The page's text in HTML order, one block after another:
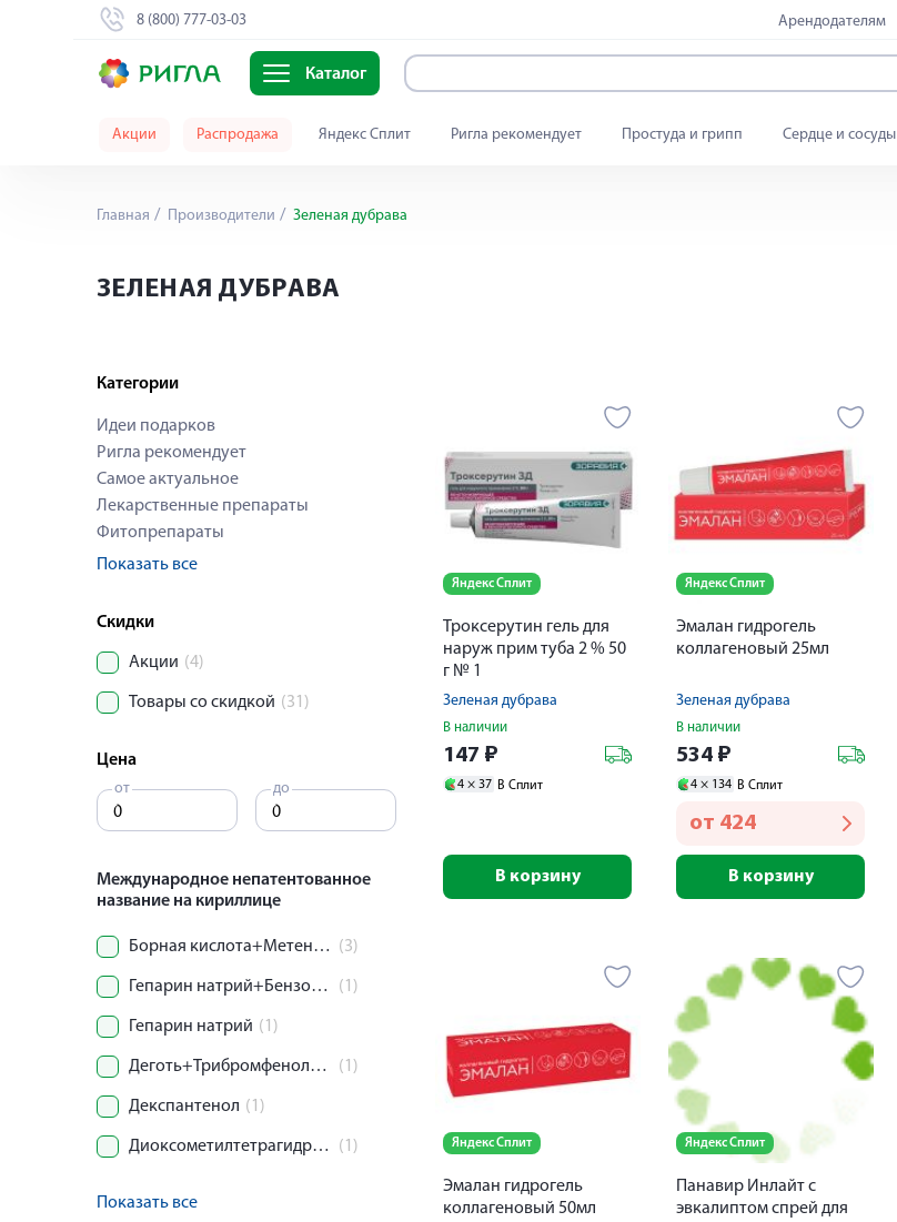
8 (800) 777-03-03 Арендодателям
Каталог
Акции Распродажа Яндекс Сплит Ригла рекомендует Простуда и грипп Сердце и сосуды
Главная Производители Зеленая дубрава
ЗЕЛЕНАЯ ДУБРАВА
Категории
Идеи подарков
Ригла рекомендует
Самое актуальное
Лекарственные препараты
Фитопрепараты
Показать все
Скидки
Акции (4)
Товары со скидкой (31)
Цена
от до
Международное непатентованное
название на кириллице
Борная кислота+Метенамин+Тальк+Натрия тетраборат + Салициловая кислота + Свинца ацетат+Формальдегид+Цинка оксид (3)
Гепарин натрий+Бензокаин+Бензоникотиновая кислота (1)
Гепарин натрий (1)
Деготь+Трибромфенолят висмута (1)
Декспантенол (1)
Диоксометилтетрагидропиримидин (1)
Показать все
Яндекс Сплит
Троксерутин гель для
наруж прим туба 2 % 50
г № 1
Зеленая дубрава
В наличии
147 ₽
4 × 37 В Сплит
В корзину
Яндекс Сплит
Эмалан гидрогель
коллагеновый 25мл
Зеленая дубрава
В наличии
534 ₽
4 × 134 В Сплит
от 424
В корзину
Яндекс Сплит
Эмалан гидрогель
коллагеновый 50мл
Яндекс Сплит
Панавир Инлайт с
эвкалиптом спрей для